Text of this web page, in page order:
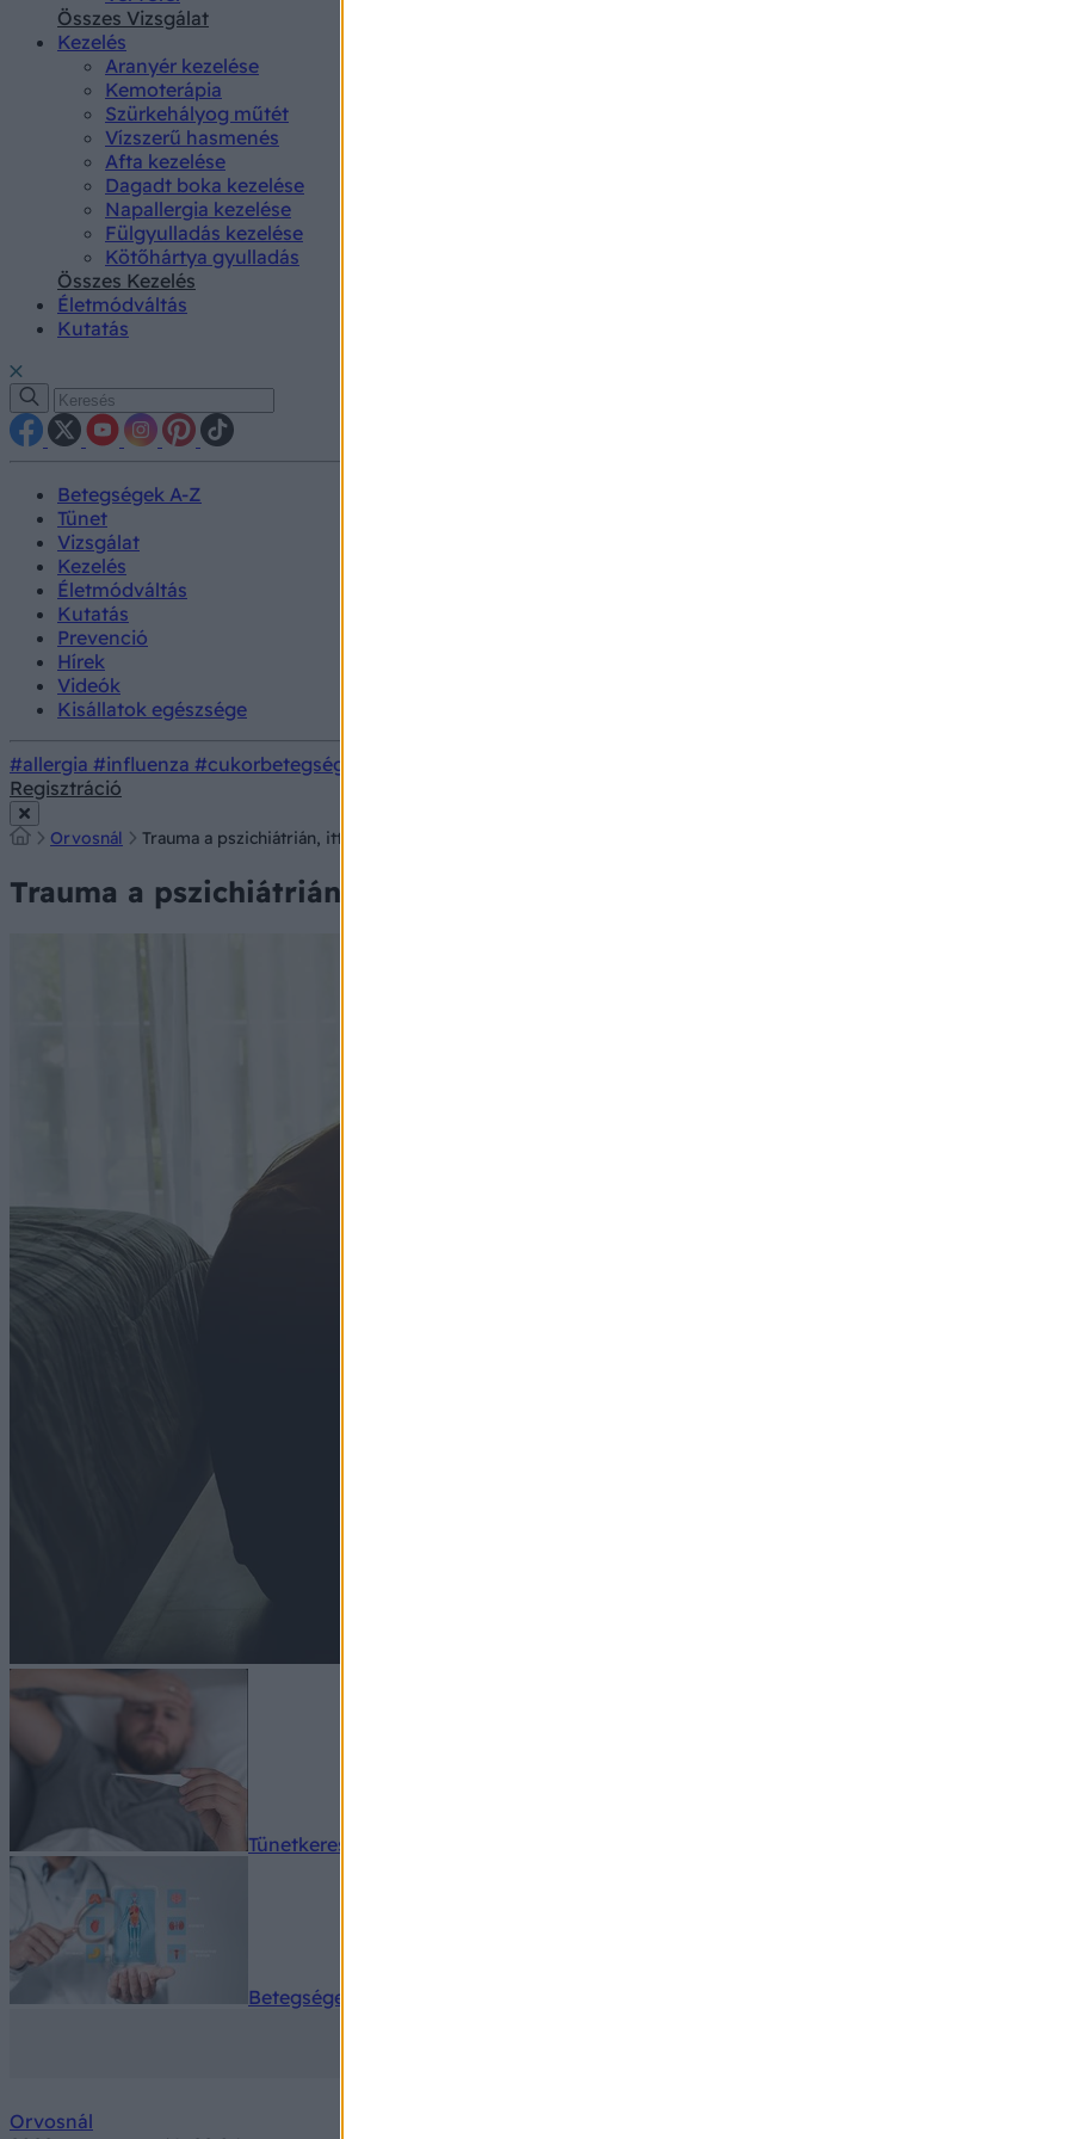
Összes Vizsgálat
Kezelés
Aranyér kezelése
Kemoterápia
Szürkehályog műtét
Vízszerű hasmenés
Afta kezelése
Dagadt boka kezelése
Napallergia kezelése
Fülgyulladás kezelése
Kötőhártya gyulladás
Összes Kezelés
Életmódváltás
Kutatás
Betegségek A-Z
Tünet
Vizsgálat
Kezelés
Életmódváltás
Kutatás
Prevenció
Hírek
Videók
Kisállatok egészsége
#allergia #influenza #cukorbetegség
Regisztráció
Orvosnál Trauma a pszichiátrián, itt kérhet segítséget!
Trauma a pszichiátrián, itt kérhet segítséget!
Tünetkereső
Betegségek A-Z
Orvosnál